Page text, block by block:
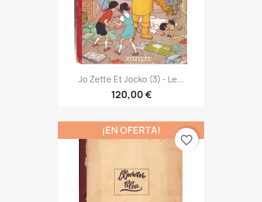
Jo Zette Et Jocko (3) - Le...
120,00 €
¡EN OFERTA!
favorite_border